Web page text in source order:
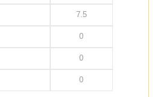
7.5
0
0
0